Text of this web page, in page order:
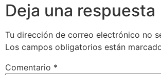
Deja una respuesta
Tu dirección de correo electrónico no
Los campos obligatorios están
Comentario *